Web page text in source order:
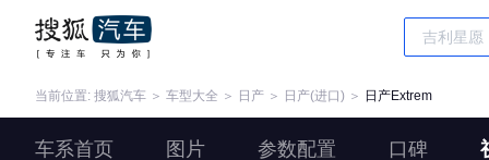
当前位置: 搜狐汽车 ＞ 车型大全 ＞ 日产 ＞ 日产(进口) ＞ 日产Extrem
车系首页 图片 参数配置 口碑